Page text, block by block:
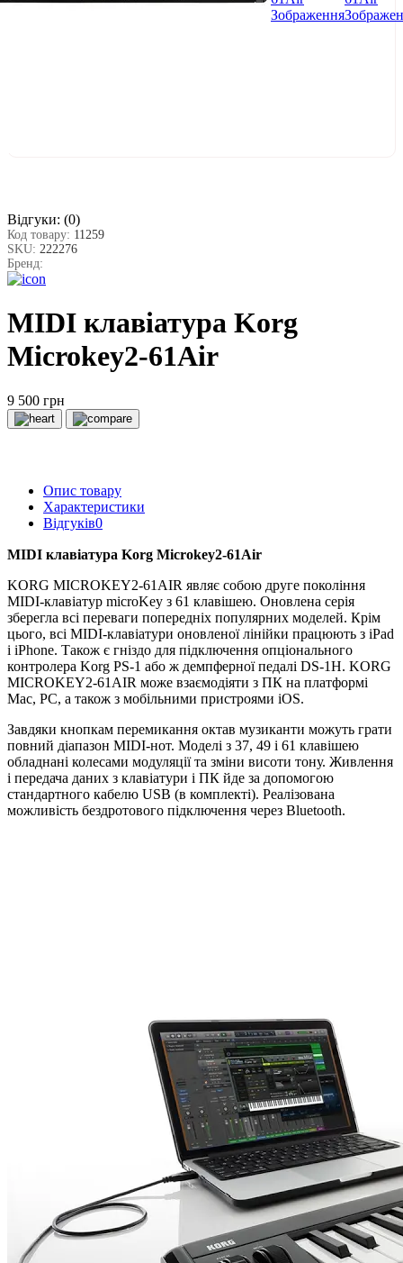
Відгуки: (0)
Код товару: 11259
SKU: 222276
Бренд:
MIDI клавіатура Korg
Microkey2-61Air
9 500 грн
Опис товару
Характеристики
Відгуків0
MIDI клавіатура Korg Microkey2-61Air
KORG MICROKEY2-61AIR являє собою друге покоління
MIDI-клавіатур microKey з 61 клавішею. Оновлена серія
зберегла всі переваги попередніх популярних моделей. Крім
цього, всі MIDI-клавіатури оновленої лінійки працюють з iPad
і iPhone. Також є гніздо для підключення опціонального
контролера Korg PS-1 або ж демпферної педалі DS-1H. KORG
MICROKEY2-61AIR може взаємодіяти з ПК на платформі
Mac, PC, а також з мобільними пристроями iOS.
Завдяки кнопкам перемикання октав музиканти можуть грати
повний діапазон MIDI-нот. Моделі з 37, 49 і 61 клавішею
обладнані колесами модуляції та зміни висоти тону. Живлення
і передача даних з клавіатури і ПК йде за допомогою
стандартного кабелю USB (в комплекті). Реалізована
можливість бездротового підключення через Bluetooth.